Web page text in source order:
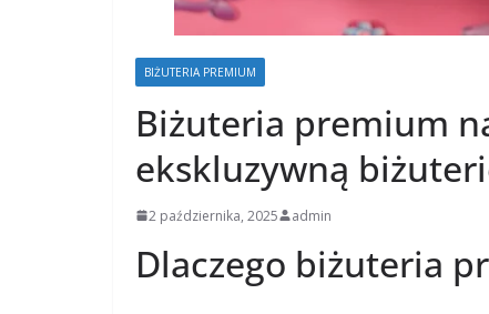
BIŻUTERIA PREMIUM
Biżuteria premium
ekskluzywną
2 października, 2025 admin
Dlaczego biżuteria